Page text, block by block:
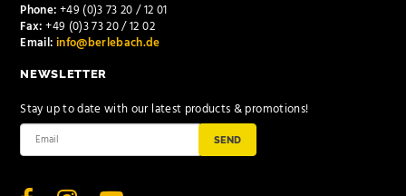
Phone:+49 (0)3 73 20 / 12 01
Fax:+49 (0)3 73 20 / 12 02
Email:info@berlebach.de
NEWSLETTER
Stay up to date with our latest products & promotions!
SEND